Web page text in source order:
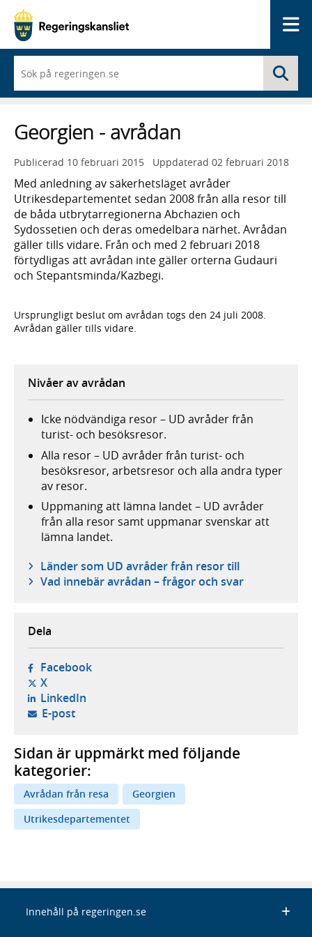
du
börjar
skriva
framträder
en
med
sökförslag
Georgien - avrådan
Publicerad 10 februari 2015 Uppdaterad 02 februari 2018
Med anledning av säkerhetsläget avråder
Utrikesdepartementet sedan 2008 från alla resor till
de båda utbrytarregionerna Abchazien och
Sydossetien och deras omedelbara närhet. Avrådan
gäller tills vidare. Från och med 2 februari 2018
förtydligas att avrådan inte gäller orterna Gudauri
och Stepantsminda/Kazbegi.
Ursprungligt beslut om avrådan togs den 24 juli 2008.
Avrådan gäller tills vidare.
Nivåer av avrådan
Icke nödvändiga resor – UD avråder från
turist- och besöksresor.
Alla resor – UD avråder från turist- och
besöksresor, arbetsresor och alla andra typer
av resor.
Uppmaning att lämna landet – UD avråder
från alla resor samt uppmanar svenskar att
lämna landet.
Länder som UD avråder från resor till
Vad innebär avrådan – frågor och svar
Dela
Facebook- öppnas i ny flik, extern webbplats,
X- öppnas i ny flik, extern webbplats,
LinkedIn- öppnas i ny flik, extern webbplats,
E-post- öppnar din e-postklient,
Sidan är uppmärkt med följande
kategorier:
Avrådan från resa
Georgien
Utrikesdepartementet
Innehåll på regeringen.se